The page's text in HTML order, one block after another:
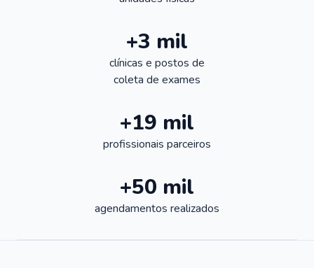
+3 mil
clínicas e postos de
coleta de exames
+19 mil
profissionais parceiros
+50 mil
agendamentos realizados